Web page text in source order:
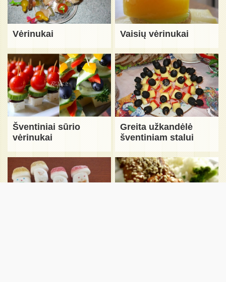
Vėrinukai Vaisių vėrinukai
Šventiniai sūrio
vėrinukai
Greita užkandėlė
šventiniam stalui